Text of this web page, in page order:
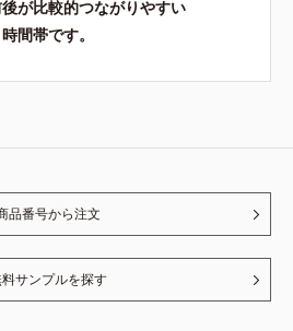
が比較的つながりやすい
時間帯です。
品番号から注文
サンプルを探す